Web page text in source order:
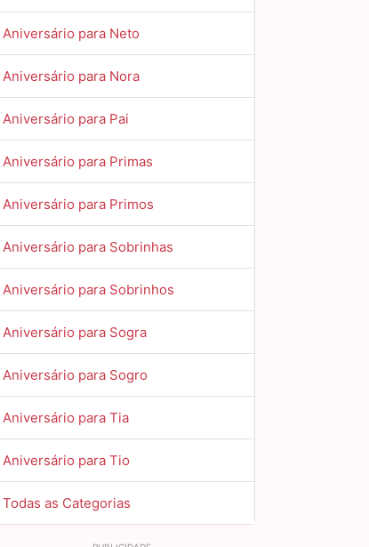
Aniversário para Neto
Aniversário para Nora
Aniversário para Pai
Aniversário para Primas
Aniversário para Primos
Aniversário para Sobrinhas
Aniversário para Sobrinhos
Aniversário para Sogra
Aniversário para Sogro
Aniversário para Tia
Aniversário para Tio
Todas as Categorias